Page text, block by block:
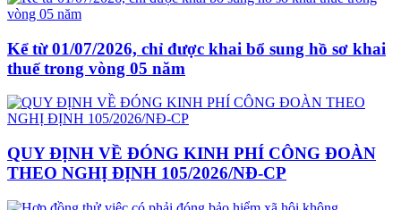
Kể từ 01/07/2026, chỉ được khai bổ sung hồ sơ khai
thuế trong vòng 05 năm
QUY ĐỊNH VỀ ĐÓNG KINH PHÍ CÔNG ĐOÀN
THEO NGHỊ ĐỊNH 105/2026/NĐ-CP